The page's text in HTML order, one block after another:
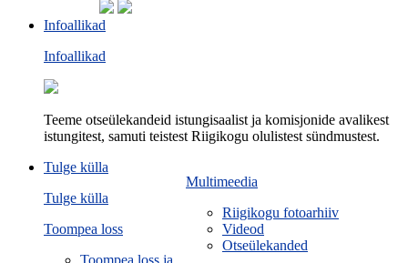
Infoallikad
Infoallikad
Teeme otseülekandeid istungisaalist ja komisjonide avalikest
istungitest, samuti teistest Riigikogu olulistest sündmustest.
Multimeedia
Riigikogu fotoarhiiv
Videod
Otseülekanded
Tulge külla
Tulge külla
Toompea loss